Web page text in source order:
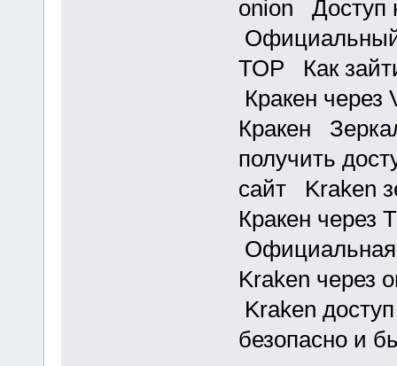
onion Доступ
Официальный
ТОР Как
Кракен
Кракен
получить
сайт Kraken
Кракен через
Kraken
Kraken
безопасно и